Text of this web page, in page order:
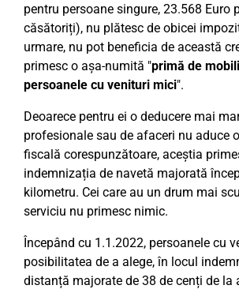
pentru persoane singure, 23.568 Euro
căsătoriți), nu plătesc de obicei
urmare, nu pot beneficia de această
primesc o așa-numită "primă de
persoanele cu venituri mici".
Deoarece pentru ei o deducere mai
profesionale sau de afaceri nu aduce
fiscală corespunzătoare, aceștia
indemnizația de navetă majorată
kilometru. Cei care au un drum mai
serviciu nu primesc nimic.
Începând cu 1.1.2022, persoanele cu
posibilitatea de a alege, în locul
distanță majorate de 38 de cenți de la